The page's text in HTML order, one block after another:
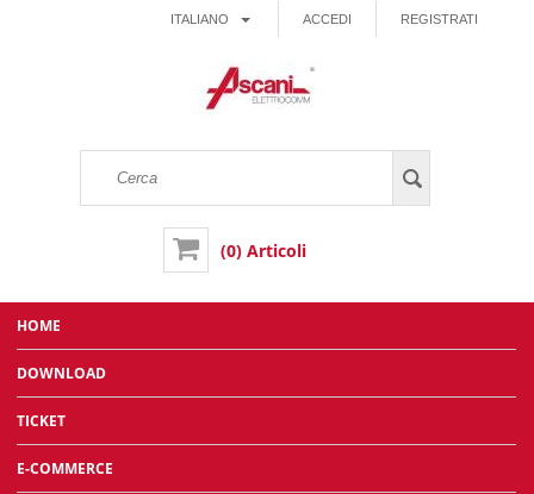
ACCEDI REGISTRATI
ITALIANO
(0) Articoli
HOME
DOWNLOAD
TICKET
E-COMMERCE